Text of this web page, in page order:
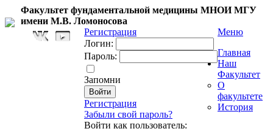
Факультет фундаментальной медицины МНОИ МГУ
имени М.В. Ломоносова
Регистрация
Логин:
Пароль:
Запомни
Регистрация
Забыли свой пароль?
Войти как пользователь:
Меню
Главная
Наш
Факультет
О
факультете
История